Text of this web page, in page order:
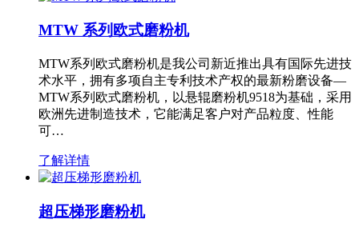
MTW 系列欧式磨粉机
MTW系列欧式磨粉机是我公司新近推出具有国际先进技
术水平，拥有多项自主专利技术产权的最新粉磨设备—
MTW系列欧式磨粉机，以悬辊磨粉机9518为基础，采用
欧洲先进制造技术，它能满足客户对产品粒度、性能
可…
了解详情
超压梯形磨粉机